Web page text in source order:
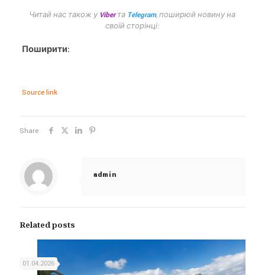
Читай нас також у Viberта Telegram, поширюй новину на
своїй сторінці:
Поширити:
Source link
Share
admin
Related posts
01.04.2026